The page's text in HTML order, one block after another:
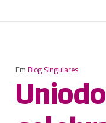
Em Blog Singulares